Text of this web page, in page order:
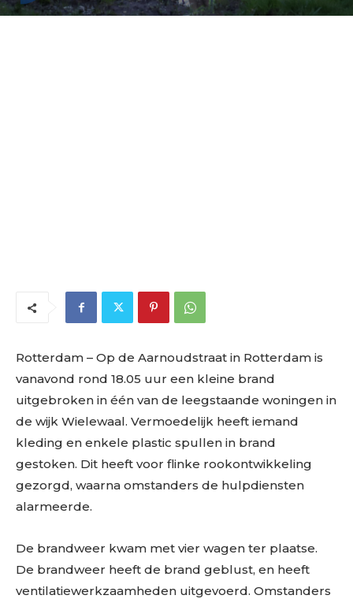
Rotterdam – Op de Aarnoudstraat in Rotterdam is
vanavond rond 18.05 uur een kleine brand
uitgebroken in één van de leegstaande woningen in
de wijk Wielewaal. Vermoedelijk heeft iemand
kleding en enkele plastic spullen in brand
gestoken. Dit heeft voor flinke rookontwikkeling
gezorgd, waarna omstanders de hulpdiensten
alarmeerde.
De brandweer kwam met vier wagen ter plaatse.
De brandweer heeft de brand geblust, en heeft
ventilatiewerkzaamheden uitgevoerd. Omstanders